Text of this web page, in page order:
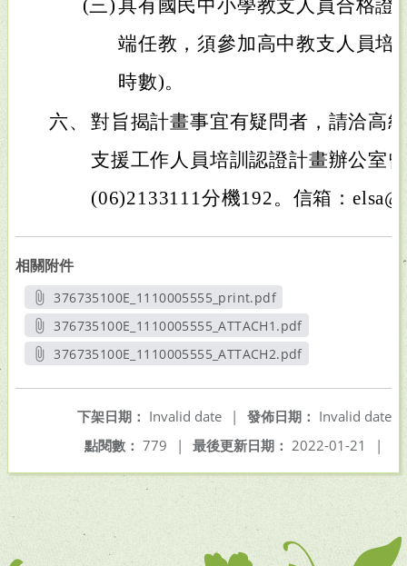
(三)具有國民中小學教支人員合格證
端任教，須參加高中教支人員培
時數)。
六、 對旨揭計畫事宜有疑問者，請洽高
支援工作人員培訓認證計畫辦公室
(06)2133111分機192。信箱：
相關附件
376735100E_1110005555_print.pdf
另開新視窗
376735100E_1110005555_ATTACH1.pdf
另開新視窗
376735100E_1110005555_ATTACH2.pdf
發佈日期： Invalid date
下架日期： Invalid date
|
最後更新日期： 2022-01-21 |
點閱數： 779 |